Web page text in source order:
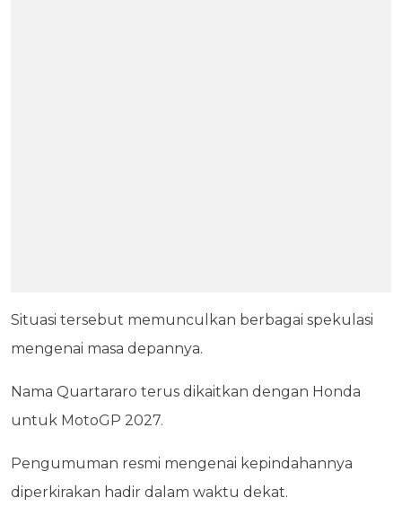
Situasi tersebut memunculkan berbagai spekulasi
mengenai masa depannya.
Nama Quartararo terus dikaitkan dengan Honda
untuk MotoGP 2027.
Pengumuman resmi mengenai kepindahannya
diperkirakan hadir dalam waktu dekat.